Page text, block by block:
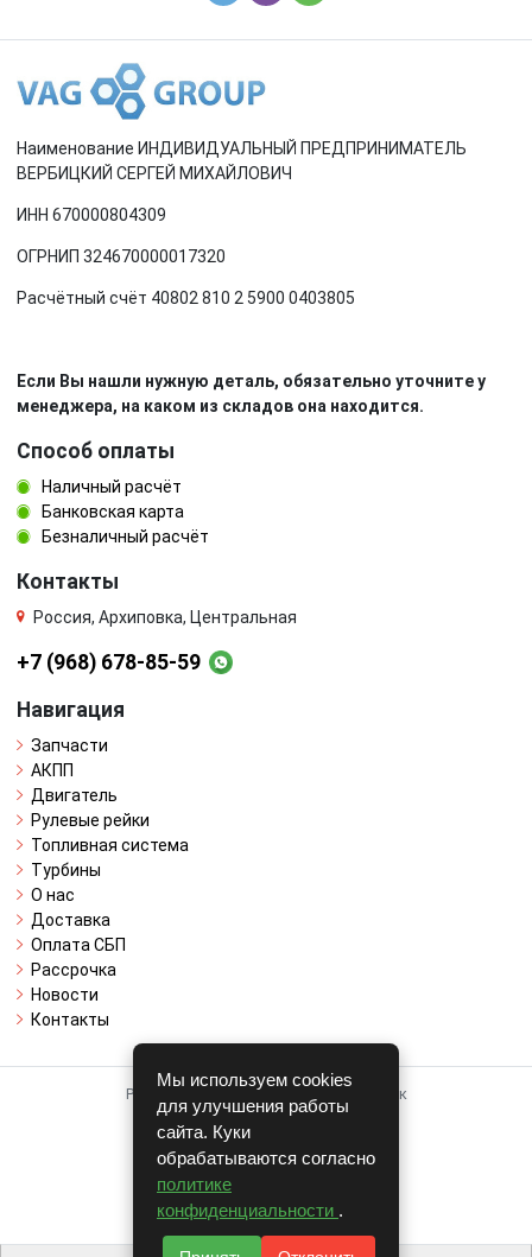
Наименование ИНДИВИДУАЛЬНЫЙ ПРЕДПРИНИМАТЕЛЬ
ВЕРБИЦКИЙ СЕРГЕЙ МИХАЙЛОВИЧ
ИНН 670000804309
ОГРНИП 324670000017320
Расчётный счёт 40802 810 2 5900 0403805
Если Вы нашли нужную деталь, обязательно уточните у
менеджера, на каком из складов она находится.
Способ оплаты
Наличный расчёт
Банковская карта
Безналичный расчёт
Контакты
Россия, Архиповка, Центральная
+7 (968) 678-85-59
Навигация
Запчасти
АКПП
Двигатель
Рулевые рейки
Топливная система
Турбины
О нас
Доставка
Оплата СБП
Рассрочка
Новости
Контакты
Работает на системе для авторазборок
CARRO.БИЗНЕС
Полная версия
© COPYRIGHT 2026 г.
v1.1.24
Мы используем cookies
для улучшения работы
сайта. Куки
обрабатываются согласно
политике
конфиденциальности .